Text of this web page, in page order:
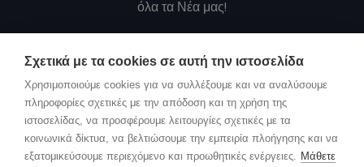
όλα τα Νέα μας!
Αποστολή
Συμφωνώ με τους όρους προστασίας προσωπικών
δεδομένων
Σχετικά με τα cookies σε αυτή την ιστοσελίδα
Χρησιμοποιούμε cookies για να συλλέξουμε και να αναλύσουμε
πληροφορίες σχετικές με την απόδοση και τη χρήση της
ιστοσελίδας, να προσφέρουμε λειτουργίες σχετικές με τα
κοινωνικά δίκτυα, να βελτιώσουμε την εμπειρία πλοήγησης και να
εξατομικεύσουμε περιεχόμενο και προωθητικές ενέργειες. Μάθετε